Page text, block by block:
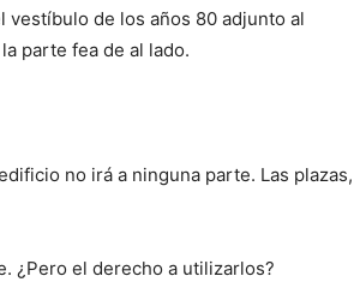
vestíbulo de los años 80 adjunto al
parte fea de al lado.
no irá a ninguna parte. Las plazas,
¿Pero el derecho a utilizarlos?